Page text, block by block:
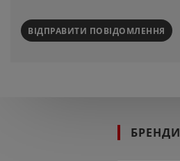
ВІДПРАВИТИ ПОВІДОМЛЕННЯ
БРЕНДИ